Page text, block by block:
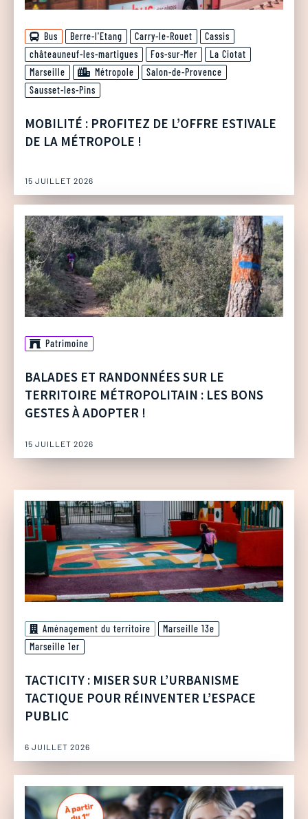
Bus Berre-l'Etang Carry-le-Rouet
Cassis
châteauneuf-les-martigues
Fos-sur-Mer
La Ciotat
Marseille
Métropole
Salon-de-Provence
Sausset-les-Pins
MOBILITÉ : PROFITEZ DE L’OFFRE ESTIVALE
DE LA MÉTROPOLE !
15 JUILLET 2026
Patrimoine
BALADES ET RANDONNÉES SUR LE
TERRITOIRE MÉTROPOLITAIN : LES BONS
GESTES À ADOPTER !
15 JUILLET 2026
Aménagement du territoire
Marseille 13e
Marseille 1er
TACTICITY : MISER SUR L’URBANISME
TACTIQUE POUR RÉINVENTER L’ESPACE
PUBLIC
6 JUILLET 2026